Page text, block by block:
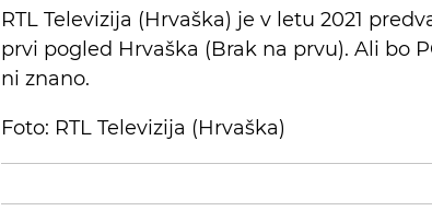
RTL Televizija (Hrvaška) je v letu 2021
prvi pogled Hrvaška (Brak na prvu). Ali bo
ni znano.
Foto: RTL Televizija (Hrvaška)